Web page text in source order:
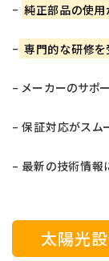
– 純正部品の使用
– 専門的な研修を
– メーカーのサポ
– 保証対応がスム
– 最新の技術情報
太陽光